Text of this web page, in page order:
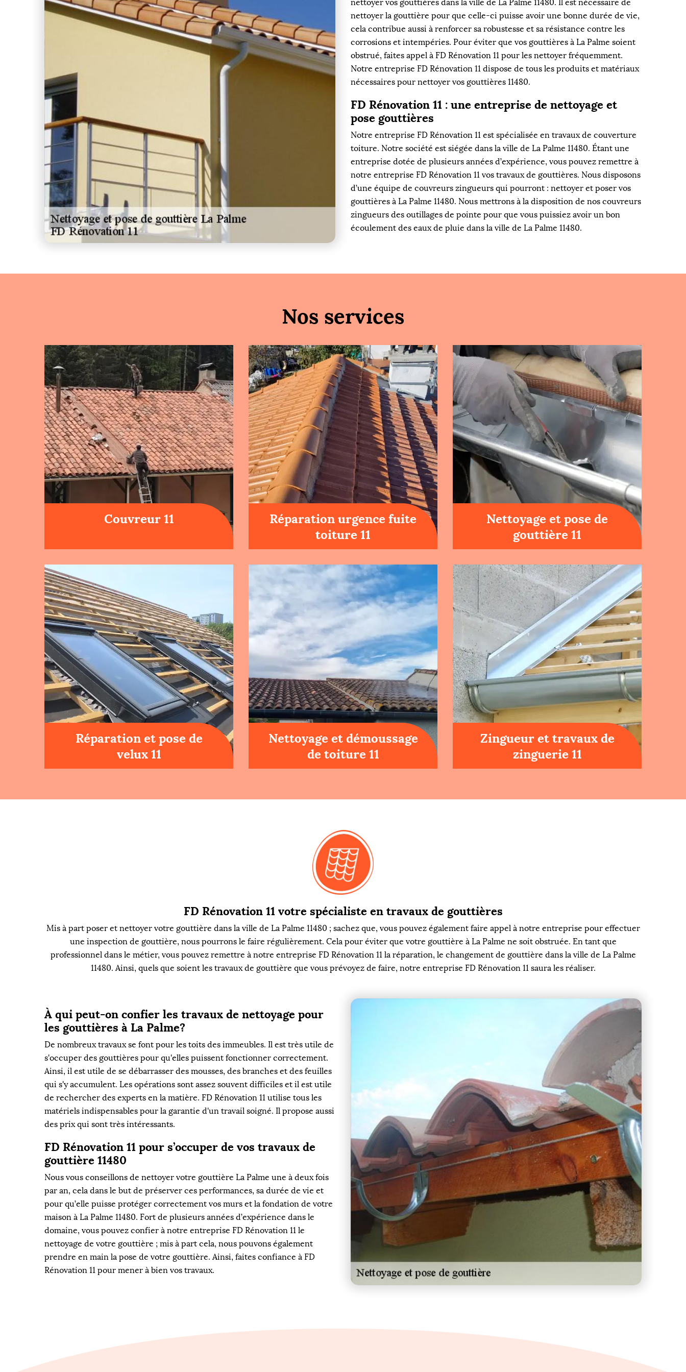
nettoyer vos gouttières dans la ville de La Palme 11480. Il est nécessaire de
nettoyer la gouttière pour que celle-ci puisse avoir une bonne durée de vie,
cela contribue aussi à renforcer sa robustesse et sa résistance contre les
corrosions et intempéries. Pour éviter que vos gouttières à La Palme soient
obstrué, faites appel à FD Rénovation 11 pour les nettoyer fréquemment.
Notre entreprise FD Rénovation 11 dispose de tous les produits et matériaux
nécessaires pour nettoyer vos gouttières 11480.
FD Rénovation 11 : une entreprise de nettoyage et
pose gouttières
Notre entreprise FD Rénovation 11 est spécialisée en travaux de couverture
toiture. Notre société est siégée dans la ville de La Palme 11480. Étant une
entreprise dotée de plusieurs années d’expérience, vous pouvez remettre à
notre entreprise FD Rénovation 11 vos travaux de gouttières. Nous disposons
d’une équipe de couvreurs zingueurs qui pourront : nettoyer et poser vos
gouttières à La Palme 11480. Nous mettrons à la disposition de nos couvreurs
zingueurs des outillages de pointe pour que vous puissiez avoir un bon
écoulement des eaux de pluie dans la ville de La Palme 11480.
Nos services
Couvreur 11
Réparation urgence fuite
toiture 11
Nettoyage et pose de
gouttière 11
Réparation et pose de
velux 11
Nettoyage et démoussage
de toiture 11
Zingueur et travaux de
zinguerie 11
FD Rénovation 11 votre spécialiste en travaux de gouttières
Mis à part poser et nettoyer votre gouttière dans la ville de La Palme 11480 ; sachez que, vous pouvez également faire appel à notre entreprise pour effectuer
une inspection de gouttière, nous pourrons le faire régulièrement. Cela pour éviter que votre gouttière à La Palme ne soit obstruée. En tant que
professionnel dans le métier, vous pouvez remettre à notre entreprise FD Rénovation 11 la réparation, le changement de gouttière dans la ville de La Palme
11480. Ainsi, quels que soient les travaux de gouttière que vous prévoyez de faire, notre entreprise FD Rénovation 11 saura les réaliser.
À qui peut-on confier les travaux de nettoyage pour
les gouttières à La Palme?
De nombreux travaux se font pour les toits des immeubles. Il est très utile de
s'occuper des gouttières pour qu'elles puissent fonctionner correctement.
Ainsi, il est utile de se débarrasser des mousses, des branches et des feuilles
qui s'y accumulent. Les opérations sont assez souvent difficiles et il est utile
de rechercher des experts en la matière. FD Rénovation 11 utilise tous les
matériels indispensables pour la garantie d'un travail soigné. Il propose aussi
des prix qui sont très intéressants.
FD Rénovation 11 pour s’occuper de vos travaux de
gouttière 11480
Nous vous conseillons de nettoyer votre gouttière La Palme une à deux fois
par an, cela dans le but de préserver ces performances, sa durée de vie et
pour qu’elle puisse protéger correctement vos murs et la fondation de votre
maison à La Palme 11480. Fort de plusieurs années d’expérience dans le
domaine, vous pouvez confier à notre entreprise FD Rénovation 11 le
nettoyage de votre gouttière ; mis à part cela, nous pouvons également
prendre en main la pose de votre gouttière. Ainsi, faites confiance à FD
Rénovation 11 pour mener à bien vos travaux.